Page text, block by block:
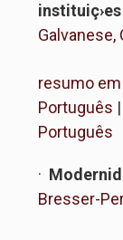
Galvanese,
resumo em
Português |
Português
·
Bresser-